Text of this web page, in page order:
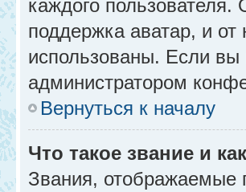
каждого пользователя.
поддержка аватар, и от
использованы. Если вы
администратором
Вернуться к началу
Что такое звание и
Звания, отображаемые